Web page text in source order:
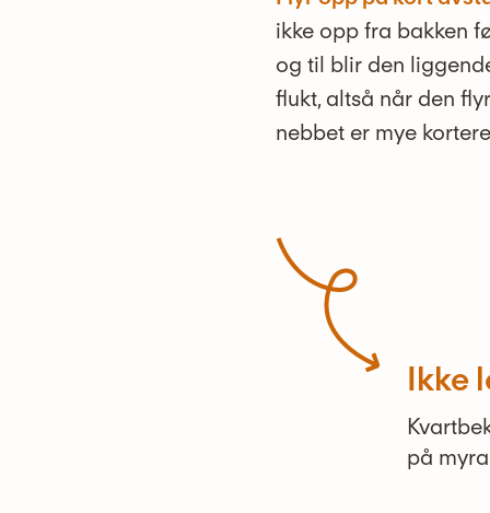
ikke opp fra bakken
og til blir den
flukt, altså når den
nebbet er mye
Ikke
på